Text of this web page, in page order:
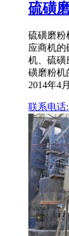
硫磺
硫磺磨粉
应商机的
机、硫磺
磺磨粉机
2014年4
联系电话: